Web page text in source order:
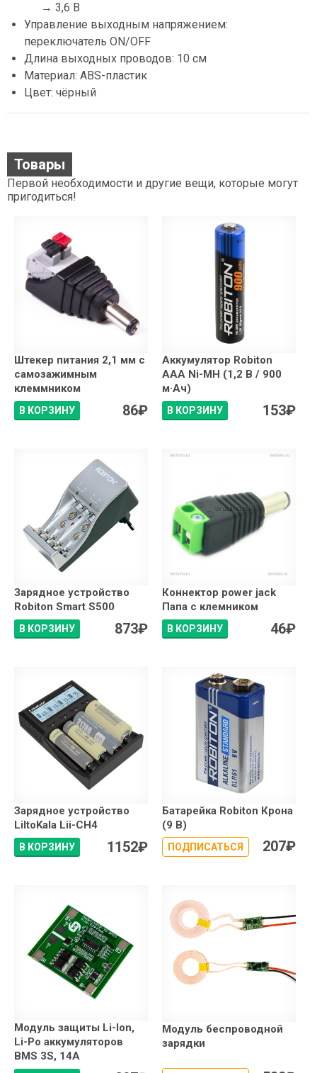
→ 3,6 В
Управление выходным напряжением:
переключатель ON/OFF
Длина выходных проводов: 10 см
Материал: ABS-пластик
Цвет: чёрный
Товары
Первой необходимости и другие вещи, которые могут
пригодиться!
Штекер питания 2,1 мм с
самозажимным
клеммником
В КОРЗИНУ 86₽
Аккумулятор Robiton
AAA Ni-MH (1,2 В / 900
м·Ач)
В КОРЗИНУ 153₽
Зарядное устройство
Robiton Smart S500
В КОРЗИНУ 873₽
Коннектор power jack
Папа с клемником
В КОРЗИНУ 46₽
Зарядное устройство
LiItoKala Lii-CH4
В КОРЗИНУ 1152₽
Батарейка Robiton Крона
(9 В)
ПОДПИСАТЬСЯ 207₽
Модуль защиты Li-Ion,
Li-Po аккумуляторов
BMS 3S, 14A
Модуль беспроводной
зарядки